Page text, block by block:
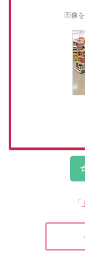
画像
「